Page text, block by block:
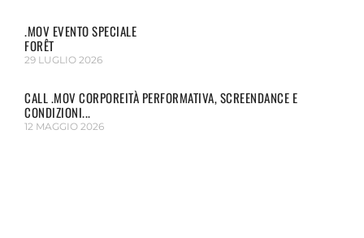
.MOV EVENTO SPECIALE
FORÊT
29 LUGLIO 2026
CALL .MOV CORPOREITÀ PERFORMATIVA, SCREENDANCE E
CONDIZIONI...
12 MAGGIO 2026